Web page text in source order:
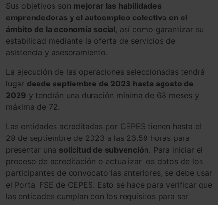
Sus objetivos son mejorar las habilidades
emprendedoras y el autoempleo colectivo en el
ámbito de la economía social, así como garantizar su
estabilidad mediante la oferta de servicios de
asistencia y asesoramiento.
La ejecución de las operaciones seleccionadas tendrá
lugar desde septiembre de 2023 hasta agosto de
2029 y tendrán una duración mínima de 68 meses y
máxima de 72.
Las entidades acreditadas por CEPES tienen hasta el
29 de septiembre de 2023 a las 23.59 horas para
presentar una solicitud de subvención. Para iniciar el
proceso de acreditación o actualizar los datos de los
participantes de convocatorias anteriores, se debe usar
el Portal FSE de CEPES. Esto se hace para verificar que
las entidades cumplan con los requisitos para ser